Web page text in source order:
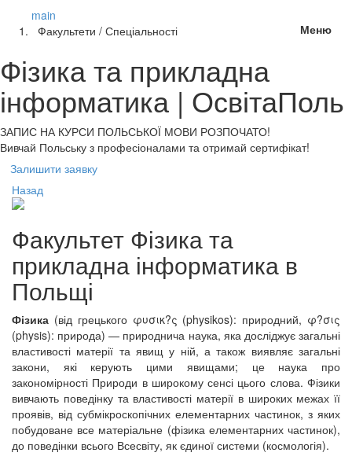
Меню
main
Факультети / Спеціальності
Фізика та прикладна
інформатика | ОсвітаПоль
ЗАПИС НА КУРСИ ПОЛЬСЬКОЇ МОВИ РОЗПОЧАТО!
Вивчай Польську з професіоналами та отримай сертифікат!
Залишити заявку
Назад
Факультет Фізика та
прикладна інформатика в
Польщі
Фізика (від грецького φυσικ?ς (physikos): природний, φ?σις
(physis): природа) — природнича наука, яка досліджує загальні
властивості матерії та явищ у ній, а також виявляє загальні
закони, які керують цими явищами; це наука про
закономірності Природи в широкому сенсі цього слова. Фізики
вивчають поведінку та властивості матерії в широких межах її
проявів, від субмікроскопічних елементарних частинок, з яких
побудоване все матеріальне (фізика елементарних частинок),
до поведінки всього Всесвіту, як єдиної системи (космологія).